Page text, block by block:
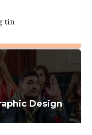
tin
vấn Interlink
Design